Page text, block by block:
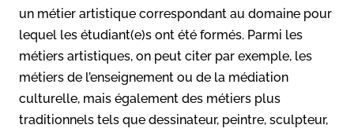
un métier artistique correspondant au domaine pour
lequel les étudiant(e)s ont été formés. Parmi les
métiers artistiques, on peut citer par exemple, les
métiers de l’enseignement ou de la médiation
culturelle, mais également des métiers plus
traditionnels tels que dessinateur, peintre, sculpteur,